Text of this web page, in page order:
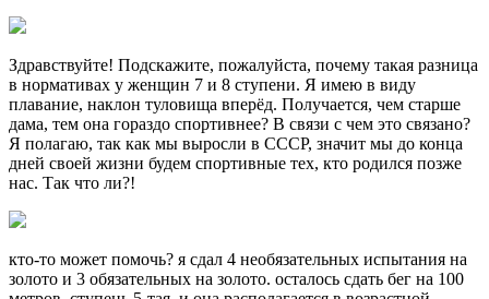
Здравствуйте! Подскажите, пожалуйста, почему такая разница
в нормативах у женщин 7 и 8 ступени. Я имею в виду
плавание, наклон туловища вперёд. Получается, чем старше
дама, тем она гораздо спортивнее? В связи с чем это связано?
Я полагаю, так как мы выросли в СССР, значит мы до конца
дней своей жизни будем спортивные тех, кто родился позже
нас. Так что ли?!
кто-то может помочь? я сдал 4 необязательных испытания на
золото и 3 обязательных на золото. осталось сдать бег на 100